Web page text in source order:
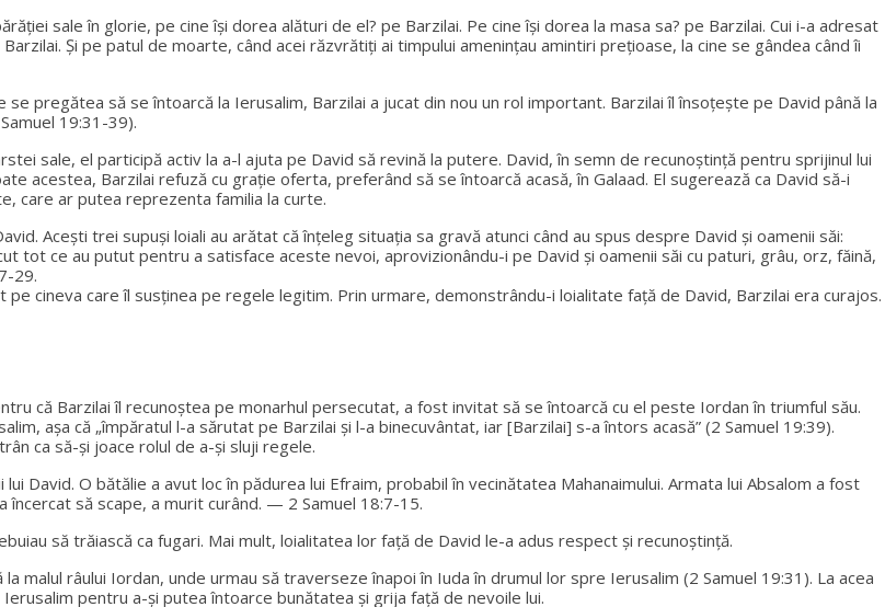
sale în glorie, pe cine își dorea alături de el? pe Barzilai. Pe cine își dorea la masa sa? pe Barzilai. Cui i-a adresat
Și pe patul de moarte, când acei răzvrătiți ai timpului amenințau amintiri prețioase, la cine se gândea când îi
pregătea să se întoarcă la Ierusalim, Barzilai a jucat din nou un rol important. Barzilai îl însoțește pe David până la
19:31-39).
sale, el participă activ la a-l ajuta pe David să revină la putere. David, în semn de recunoștință pentru sprijinul lui
acestea, Barzilai refuză cu grație oferta, preferând să se întoarcă acasă, în Galaad. El sugerează ca David să-i
care ar putea reprezenta familia la curte.
Acești trei supuși loiali au arătat că înțeleg situația sa gravă atunci când au spus despre David și oamenii săi:
tot ce au putut pentru a satisface aceste nevoi, aprovizionându-i pe David și oamenii săi cu paturi, grâu, orz, făină,
29.
cineva care îl susținea pe regele legitim. Prin urmare, demonstrându-i loialitate față de David, Barzilai era curajos.
că Barzilai îl recunoștea pe monarhul persecutat, a fost invitat să se întoarcă cu el peste Iordan în triumful său.
așa că „împăratul l-a sărutat pe Barzilai și l-a binecuvântat, iar [Barzilai] s-a întors acasă” (2 Samuel 19:39).
ca să-și joace rolul de a-și sluji regele.
David. O bătălie a avut loc în pădurea lui Efraim, probabil în vecinătatea Mahanaimului. Armata lui Absalom a fost
încercat să scape, a murit curând. — 2 Samuel 18:7-15.
să trăiască ca fugari. Mai mult, loialitatea lor față de David le-a adus respect și recunoștință.
malul râului Iordan, unde urmau să traverseze înapoi în Iuda în drumul lor spre Ierusalim (2 Samuel 19:31). La acea
pentru a-și putea întoarce bunătatea și grija față de nevoile lui.